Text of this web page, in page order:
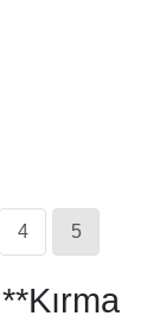
4 5